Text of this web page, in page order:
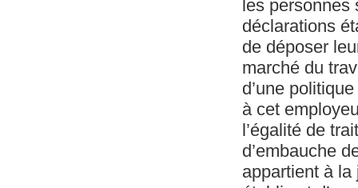
les
déclarations
de déposer
marché du
d’une
à cet
l’égalité de
d’embauche
appartient à